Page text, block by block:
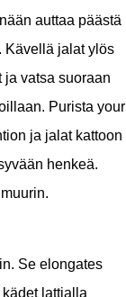
auttaa päästä
Kävellä jalat ylös
vatsa suoraan
Purista your
ja jalat kattoon
henkeä.
Se elongates
lattialla